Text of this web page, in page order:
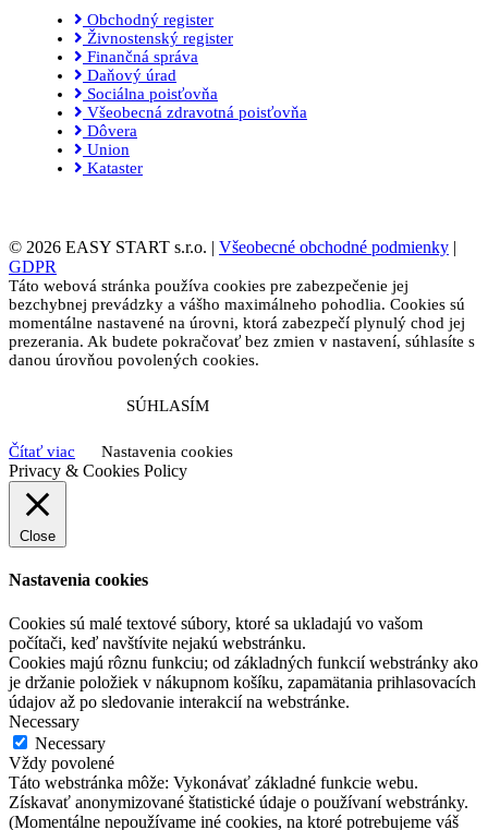
Obchodný register
Živnostenský register
Finančná správa
Daňový úrad
Sociálna poisťovňa
Všeobecná zdravotná poisťovňa
Dôvera
Union
Kataster
© 2026 EASY START s.r.o. | Všeobecné obchodné podmienky |
GDPR
Táto webová stránka používa cookies pre zabezpečenie jej
bezchybnej prevádzky a vášho maximálneho pohodlia. Cookies sú
momentálne nastavené na úrovni, ktorá zabezpečí plynulý chod jej
prezerania. Ak budete pokračovať bez zmien v nastavení, súhlasíte s
danou úrovňou povolených cookies.
SÚHLASÍM
Čítať viac Nastavenia cookies
Privacy & Cookies Policy
Close
Nastavenia cookies
Cookies sú malé textové súbory, ktoré sa ukladajú vo vašom
počítači, keď navštívite nejakú webstránku.
Cookies majú rôznu funkciu; od základných funkcií webstránky ako
je držanie položiek v nákupnom košíku, zapamätania prihlasovacích
údajov až po sledovanie interakcií na webstránke.
Necessary
Necessary
Vždy povolené
Táto webstránka môže: Vykonávať základné funkcie webu.
Získavať anonymizované štatistické údaje o používaní webstránky.
(Momentálne nepoužívame iné cookies, na ktoré potrebujeme váš